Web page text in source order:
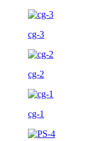
cg-3
cg-2
cg-1